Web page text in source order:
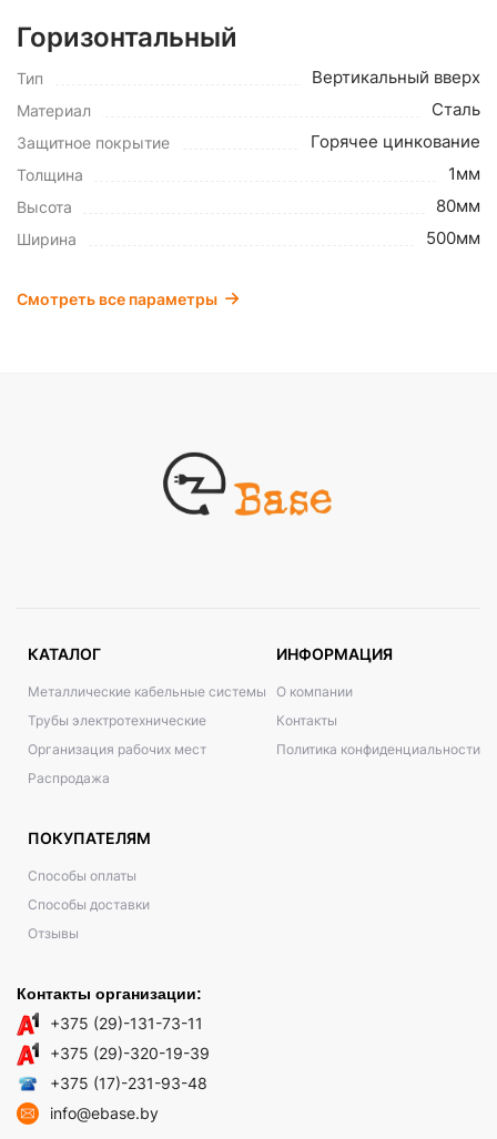
Горизонтальный
Тип Вертикальный вверх
Материал Сталь
Защитное покрытие Горячее цинкование
Толщина 1мм
Высота 80мм
Ширина 500мм
Смотреть все параметры
КАТАЛОГ
Металлические кабельные системы
Трубы электротехнические
Организация рабочих мест
Распродажа
ИНФОРМАЦИЯ
О компании
Контакты
Политика конфиденциальности
ПОКУПАТЕЛЯМ
Способы оплаты
Способы доставки
Отзывы
Контакты организации:
+375 (29)-131-73-11
+375 (29)-320-19-39
+375 (17)-231-93-48
info@ebase.by